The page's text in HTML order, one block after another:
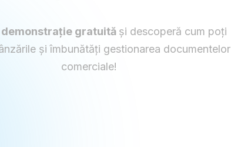
demonstrație gratuită și descoperă cum poți
și îmbunătăți gestionarea documentelor
comerciale!